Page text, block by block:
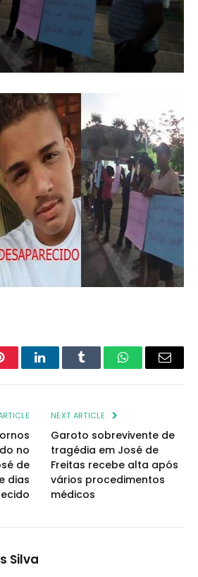
LinkedInTumblr WhatsAppEmail
no
de
dias
NEXT ARTICLE
Garoto sobrevivente de
tragédia em José de
Freitas recebe alta após
vários procedimentos
médicos
Silva